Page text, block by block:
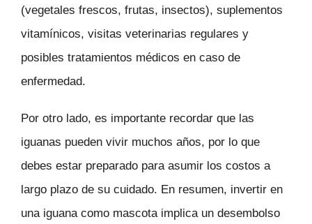
(vegetales frescos, frutas, insectos), suplementos
vitamínicos, visitas veterinarias regulares y
posibles tratamientos médicos en caso de
enfermedad.
Por otro lado, es importante recordar que las
iguanas pueden vivir muchos años, por lo que
debes estar preparado para asumir los costos a
largo plazo de su cuidado. En resumen, invertir en
una iguana como mascota implica un desembolso